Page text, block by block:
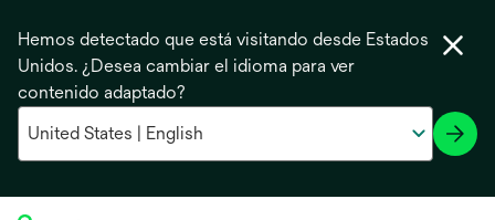
Hemos detectado que está visitando desde Estados
Unidos. ¿Desea cambiar el idioma para ver
contenido adaptado?